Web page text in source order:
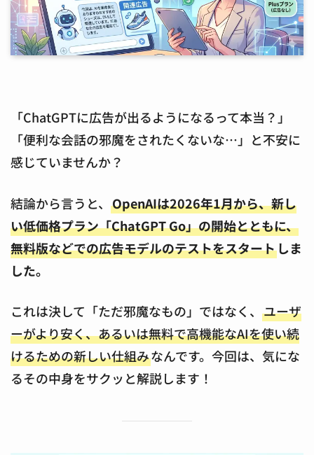
「ChatGPTに広告が出るようになるって本当？」
「便利な会話の邪魔をされたくないな…」と不安に
感じていませんか？
結論から言うと、 OpenAIは2026年1月から、新し
い低価格プラン「ChatGPT Go」の開始とともに、
無料版などでの広告モデルのテストをスタートしま
した。
これは決して「ただ邪魔なもの」ではなく、 ユーザ
ーがより安く、あるいは無料で高機能なAIを使い続
けるための新しい仕組みなんです。今回は、気にな
るその中身をサクッと解説します！